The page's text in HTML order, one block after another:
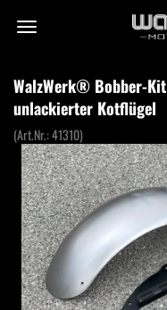
WalzWerk® Bobber-
unlackierter Kotflügel
(Art.Nr.:41310)